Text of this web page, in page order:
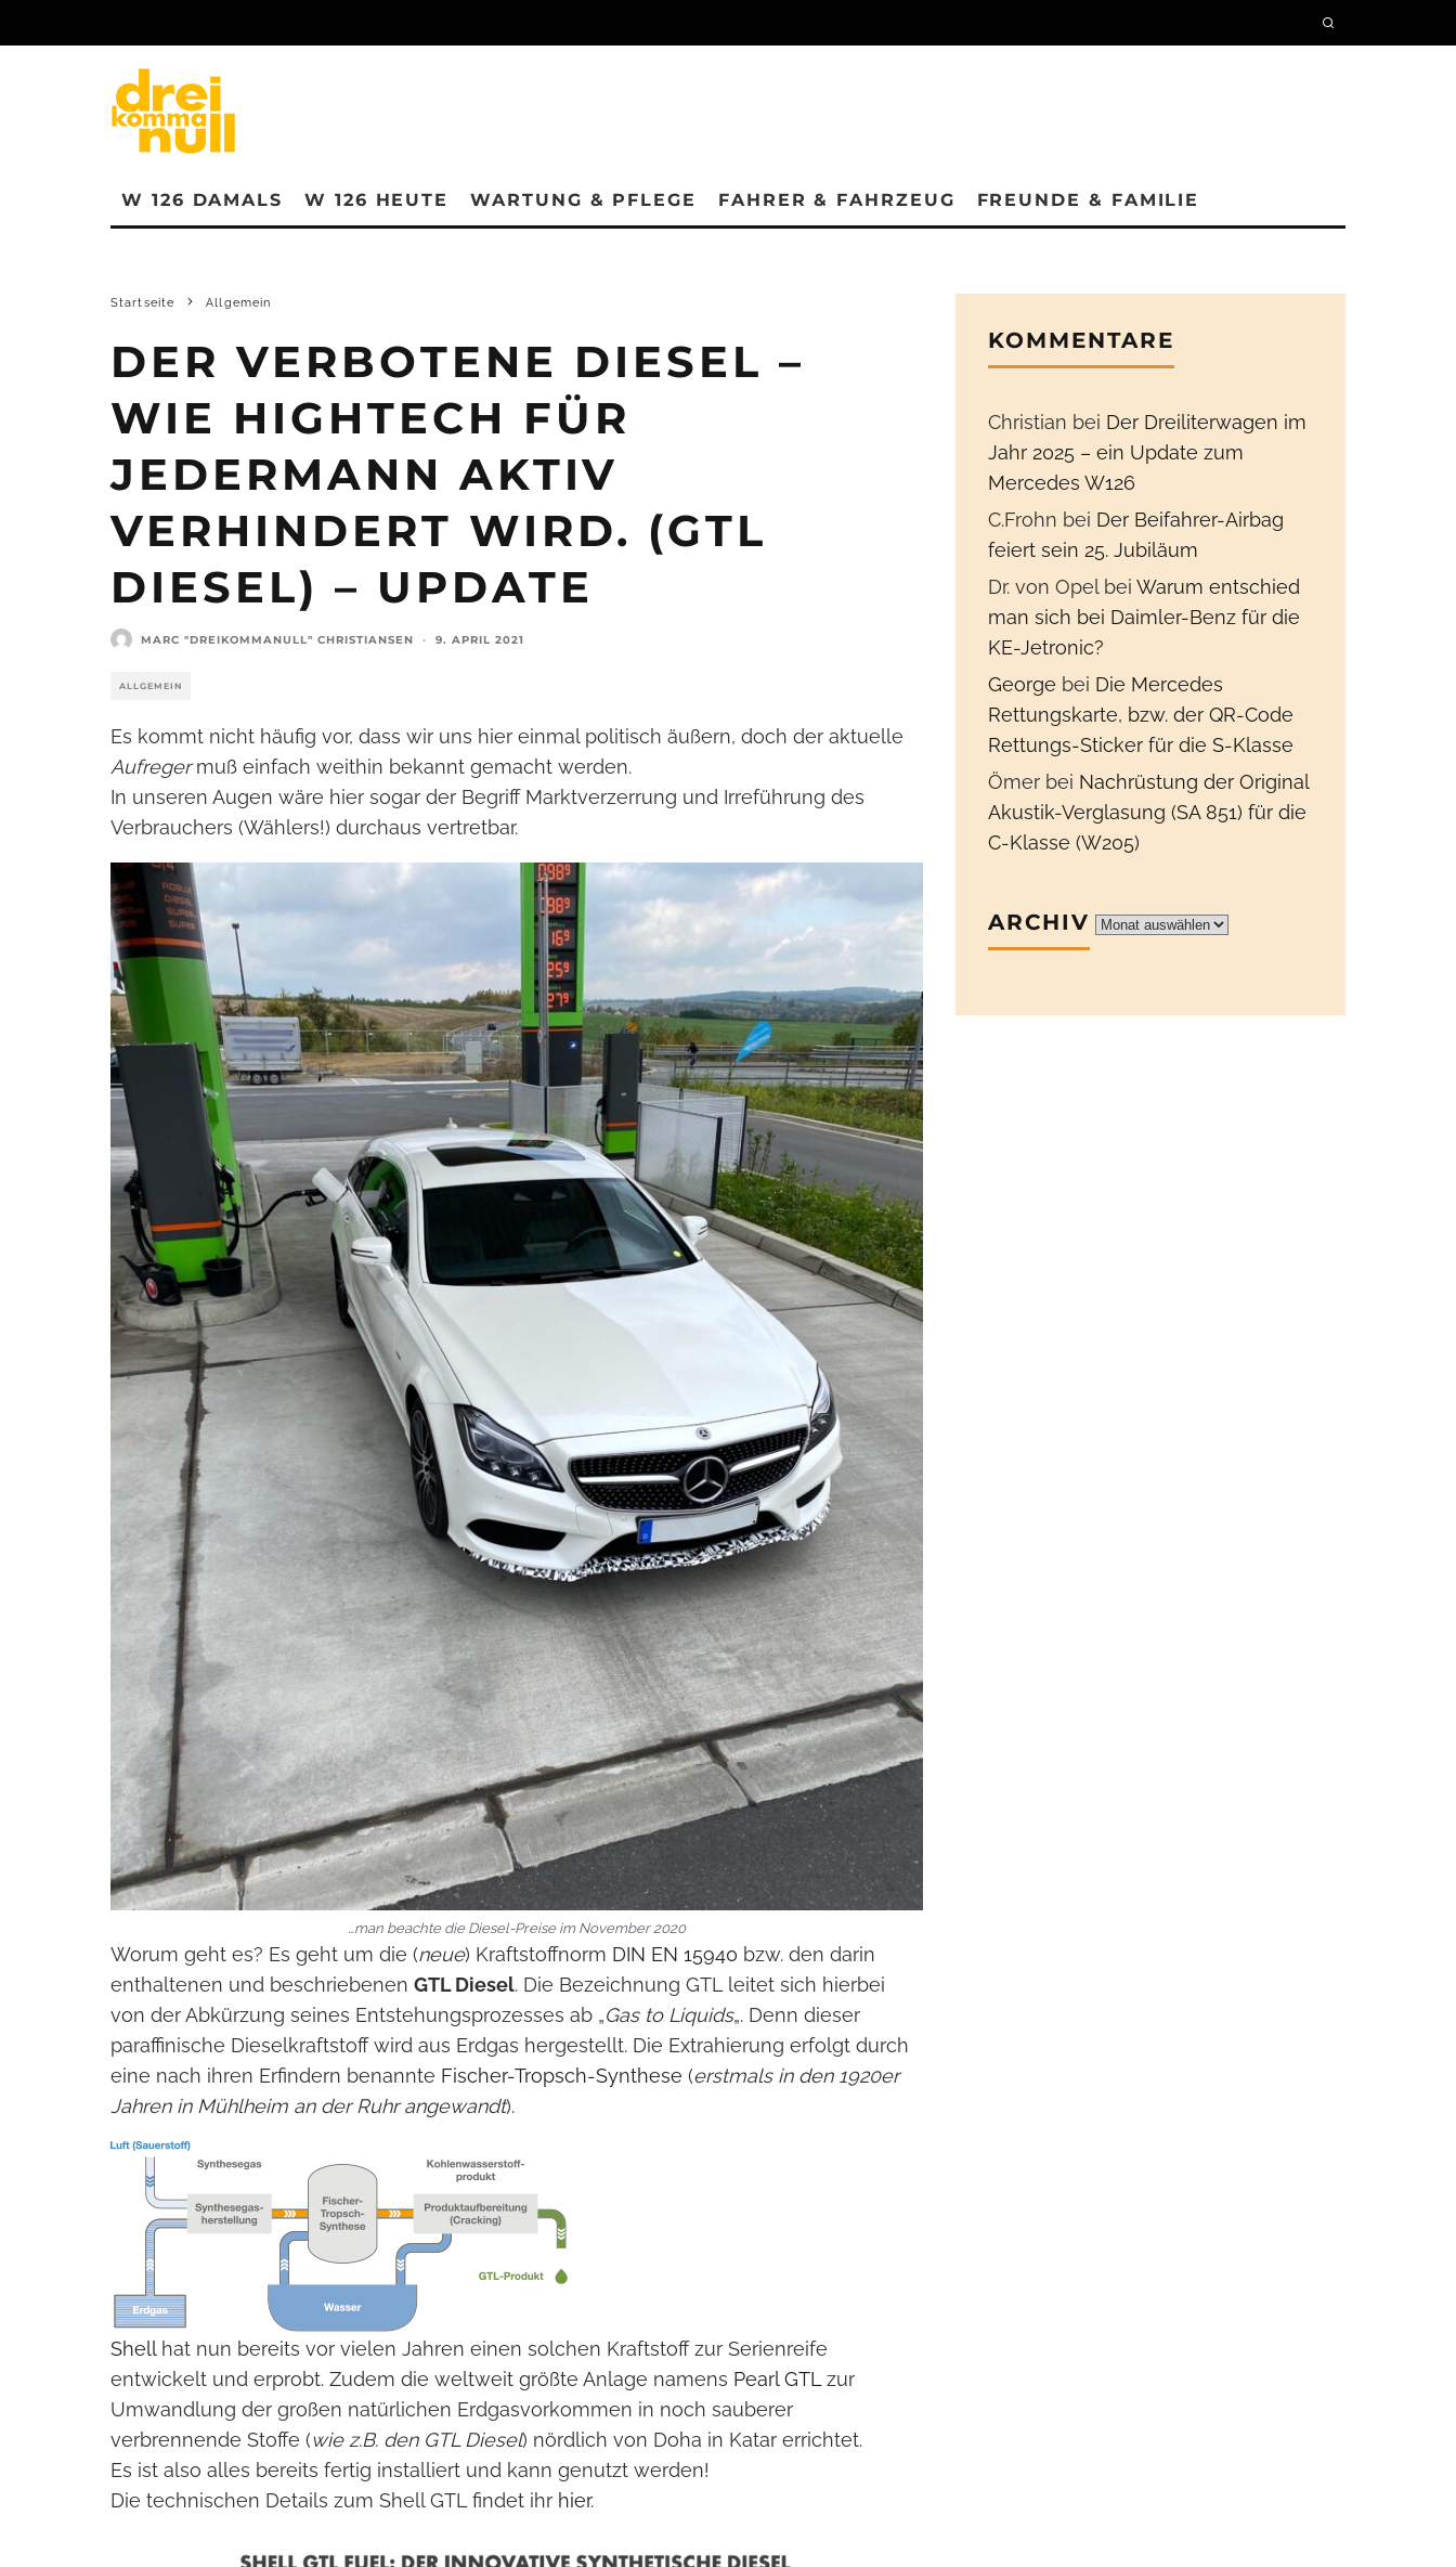
W 126 DAMALS W 126 HEUTE WARTUNG & PFLEGE FAHRER & FAHRZEUG FREUNDE & FAMILIE
Startseite Allgemein
DER VERBOTENE DIESEL –
WIE HIGHTECH FÜR
JEDERMANN AKTIV
VERHINDERT WIRD. (GTL
DIESEL) – UPDATE
MARC "DREIKOMMANULL" CHRISTIANSEN · 9. APRIL 2021
ALLGEMEIN
Es kommt nicht häufig vor, dass wir uns hier einmal politisch äußern, doch der aktuelle
Aufregermuß einfach weithin bekannt gemacht werden.
In unseren Augen wäre hier sogar der Begriff Marktverzerrung und Irreführung des
Verbrauchers (Wählers!) durchaus vertretbar.
…man beachte die Diesel-Preise im November 2020
Worum geht es? Es geht um die (neue) Kraftstoffnorm DIN EN 15940 bzw. den darin
enthaltenen und beschriebenen GTL Diesel. Die Bezeichnung GTL leitet sich hierbei
von der Abkürzung seines Entstehungsprozesses ab „Gas to Liquids„. Denn dieser
paraffinische Dieselkraftstoff wird aus Erdgas hergestellt. Die Extrahierung erfolgt durch
eine nach ihren Erfindern benannte Fischer-Tropsch-Synthese (erstmals in den 1920er
Jahren in Mühlheim an der Ruhr angewandt).
Shellhat nun bereits vor vielen Jahren einen solchen Kraftstoff zur Serienreife
entwickelt und erprobt. Zudem die weltweit größte Anlage namens Pearl GTL zur
Umwandlung der großen natürlichen Erdgasvorkommen in noch sauberer
verbrennende Stoffe (wie z.B. den GTL Diesel) nördlich von Doha in Katar errichtet.
Es ist also alles bereits fertig installiert und kann genutzt werden!
Die technischen Details zum Shell GTL findet ihr hier.
KOMMENTARE
Christian bei Der Dreiliterwagen im
Jahr 2025 – ein Update zum
Mercedes W126
C.Frohn bei Der Beifahrer-Airbag
feiert sein 25. Jubiläum
Dr. von Opelbei Warum entschied
man sich bei Daimler-Benz für die
KE-Jetronic?
George bei Die Mercedes
Rettungskarte, bzw. der QR-Code
Rettungs-Sticker für die S-Klasse
Ömer bei Nachrüstung der Original
Akustik-Verglasung (SA 851) für die
C-Klasse (W205)
ARCHIV Archiv